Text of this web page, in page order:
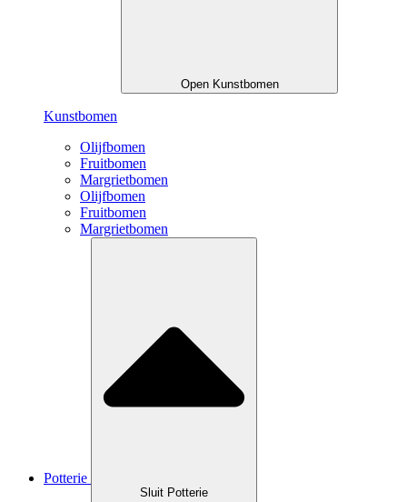
Open Kunstbomen
Kunstbomen
Olijfbomen
Fruitbomen
Margrietbomen
Olijfbomen
Fruitbomen
Margrietbomen
Potterie
Sluit Potterie